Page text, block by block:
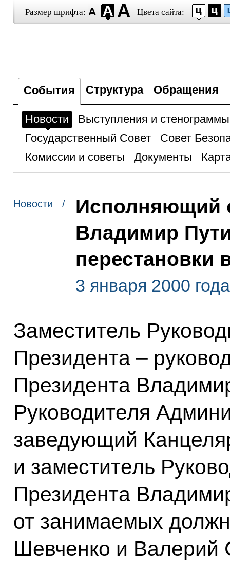
Размер шрифта: Цвета сайта:
События Структура Обращения
Новости
Выступления и стенограммы
Государственный Совет
Совет
Комиссии и советы
Документы
Новости /
Исполняющий
Владимир
перестановки
3 января 2000 года
Заместитель
Президента –
Президента
Руководителя
заведующий
и заместитель
Президента
от занимаемых
Шевченко и Валерий